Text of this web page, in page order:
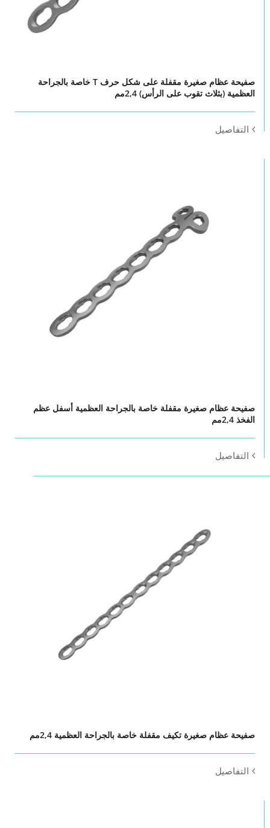
صفيحة عظام صغيرة مقفلة على شكل حرف T خاصة بالجراحة
العظمية (بثلاث تقوب على الرأس) 2,4مم
التفاصيل
صفيحة عظام صغيرة مقفلة خاصة بالجراحة العظمية أسفل عظم
الفخذ 2,4مم
التفاصيل
صفيحة عظام صغيرة تكيف مقفلة خاصة بالجراحة العظمية 2,4مم
التفاصيل